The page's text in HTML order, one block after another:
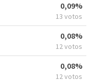
0,09%
13 votos
0,08%
12 votos
0,08%
12 votos